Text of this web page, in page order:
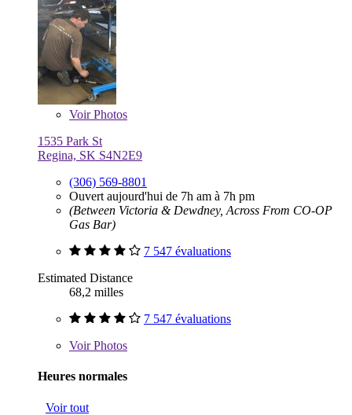
VoirPhotos
1535 Park St
Regina, SK S4N2E9
(306) 569-8801
Ouvert aujourd'hui de 7h am à 7h pm
(Between Victoria & Dewdney, Across From CO-OP
Gas Bar)
7 547 évaluations
Estimated Distance
68,2 milles
7 547 évaluations
VoirPhotos
Heures normales
Voir tout